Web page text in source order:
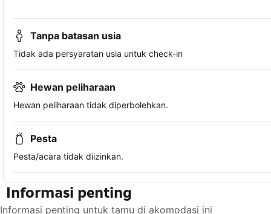
Tanpa batasan usia
Tidak ada persyaratan usia untuk check-in
Hewan peliharaan
Hewan peliharaan tidak diperbolehkan.
Pesta
Pesta/acara tidak diizinkan.
Informasi penting
Informasi penting untuk tamu di akomodasi ini